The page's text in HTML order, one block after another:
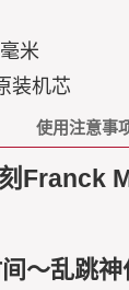
米
装机芯
使用注意事
刻Franck
～乱跳神